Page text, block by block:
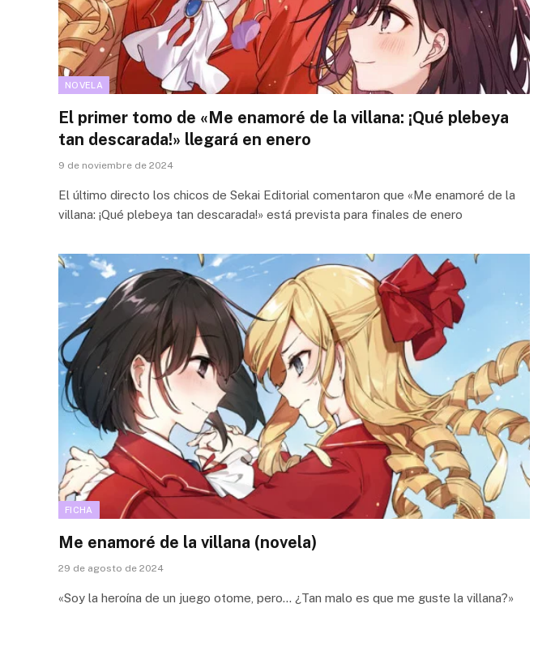
NOVELA
El primer tomo de «Me enamoré de la villana: ¡Qué plebeya
tan descarada!» llegará en enero
9 de noviembre de 2024
El último directo los chicos de Sekai Editorial comentaron que «Me enamoré de la
villana: ¡Qué plebeya tan descarada!» está prevista para finales de enero
FICHA
Me enamoré de la villana (novela)
29 de agosto de 2024
«Soy la heroína de un juego otome, pero… ¿Tan malo es que me guste la villana?»